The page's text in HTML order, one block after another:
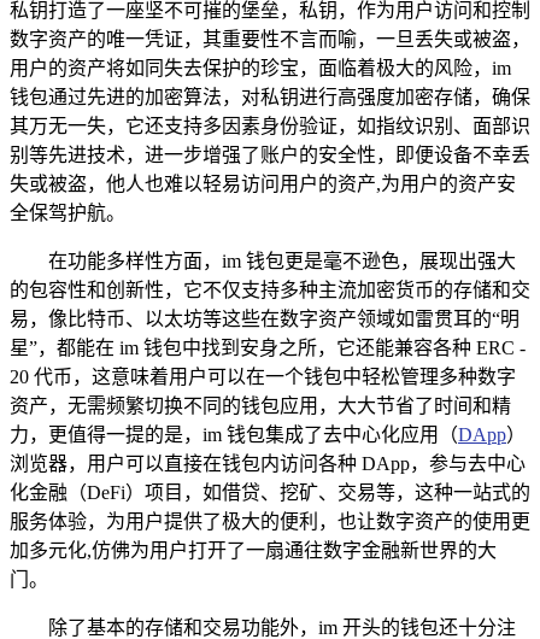
私钥打造了一座坚不可摧的堡垒，私钥，作为用户访问和控制
数字资产的唯一凭证，其重要性不言而喻，一旦丢失或被盗，
用户的资产将如同失去保护的珍宝，面临着极大的风险，im
钱包通过先进的加密算法，对私钥进行高强度加密存储，确保
其万无一失，它还支持多因素身份验证，如指纹识别、面部识
别等先进技术，进一步增强了账户的安全性，即便设备不幸丢
失或被盗，他人也难以轻易访问用户的资产,为用户的资产安
全保驾护航。
在功能多样性方面，im 钱包更是毫不逊色，展现出强大
的包容性和创新性，它不仅支持多种主流加密货币的存储和交
易，像比特币、以太坊等这些在数字资产领域如雷贯耳的“明
星”，都能在 im 钱包中找到安身之所，它还能兼容各种 ERC -
20 代币，这意味着用户可以在一个钱包中轻松管理多种数字
资产，无需频繁切换不同的钱包应用，大大节省了时间和精
力，更值得一提的是，im 钱包集成了去中心化应用（DApp）
浏览器，用户可以直接在钱包内访问各种 DApp，参与去中心
化金融（DeFi）项目，如借贷、挖矿、交易等，这种一站式的
服务体验，为用户提供了极大的便利，也让数字资产的使用更
加多元化,仿佛为用户打开了一扇通往数字金融新世界的大
门。
除了基本的存储和交易功能外，im 开头的钱包还十分注